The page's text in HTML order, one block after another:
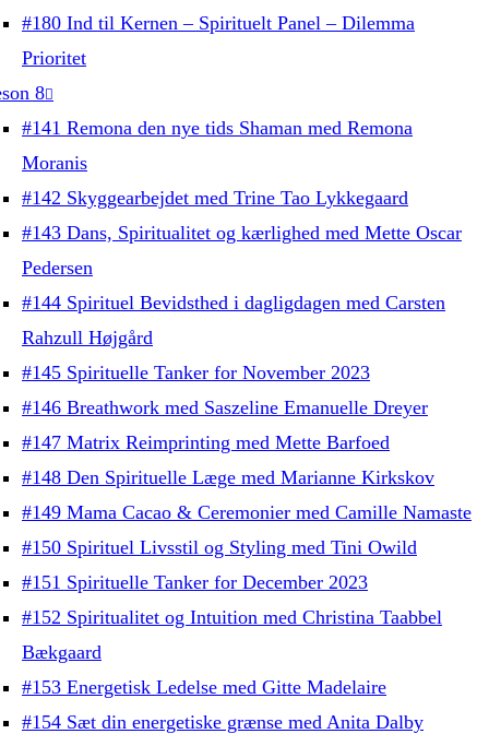
#180 Ind til Kernen – Spirituelt Panel – Dilemma
Prioritet
8
#141 Remona den nye tids Shaman med Remona
Moranis
#142 Skyggearbejdet med Trine Tao Lykkegaard
#143 Dans, Spiritualitet og kærlighed med Mette Oscar
Pedersen
#144 Spirituel Bevidsthed i dagligdagen med Carsten
Rahzull Højgård
#145 Spirituelle Tanker for November 2023
#146 Breathwork med Saszeline Emanuelle Dreyer
#147 Matrix Reimprinting med Mette Barfoed
#148 Den Spirituelle Læge med Marianne Kirkskov
#149 Mama Cacao & Ceremonier med Camille Namaste
#150 Spirituel Livsstil og Styling med Tini Owild
#151 Spirituelle Tanker for December 2023
#152 Spiritualitet og Intuition med Christina Taabbel
Bækgaard
#153 Energetisk Ledelse med Gitte Madelaire
#154 Sæt din energetiske grænse med Anita Dalby